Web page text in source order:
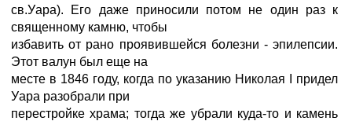
св.Уара). Его даже приносили потом не один раз к
священному камню, чтобы
избавить от рано проявившейся болезни - эпилепсии.
Этот валун был еще на
месте в 1846 году, когда по указанию Hиколая I придел
Уара разобрали при
перестройке храма; тогда же убрали куда-то и камень